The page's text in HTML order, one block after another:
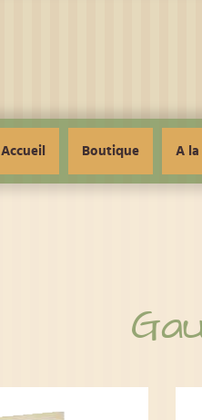
Accueil Boutique A